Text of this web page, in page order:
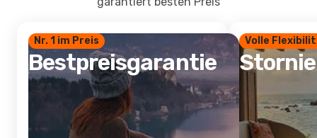
Nr. 1 im Preis
Bestpreisgarantie
Volle